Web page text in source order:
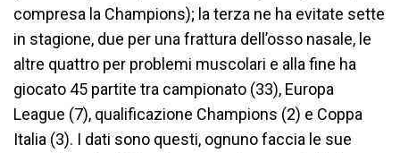
compresa la Champions); la terza ne ha evitate sette
in stagione, due per una frattura dell’osso nasale, le
altre quattro per problemi muscolari e alla fine ha
giocato 45 partite tra campionato (33), Europa
League (7), qualificazione Champions (2) e Coppa
Italia (3). I dati sono questi, ognuno faccia le sue